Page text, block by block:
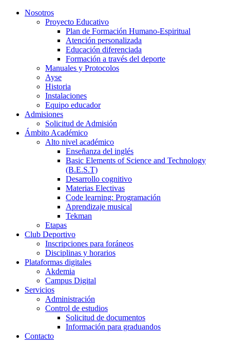
Nosotros
Proyecto Educativo
Plan de Formación Humano-Espiritual
Atención personalizada
Educación diferenciada
Formación a través del deporte
Manuales y Protocolos
Ayse
Historia
Instalaciones
Equipo educador
Admisiones
Solicitud de Admisión
Ámbito Académico
Alto nivel académico
Enseñanza del inglés
Basic Elements of Science and Technology
(B.E.S.T)
Desarrollo cognitivo
Materias Electivas
Code learning: Programación
Aprendizaje musical
Tekman
Etapas
Club Deportivo
Inscripciones para foráneos
Disciplinas y horarios
Plataformas digitales
Akdemia
Campus Digital
Servicios
Administración
Control de estudios
Solicitud de documentos
Información para graduandos
Contacto